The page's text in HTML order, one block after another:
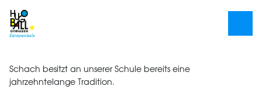
Schach besitzt an unserer Schule bereits eine
jahrzehntelange Tradition.